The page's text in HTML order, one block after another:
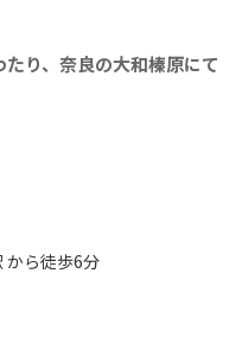
り、奈良の大和榛原にて
から徒歩6分